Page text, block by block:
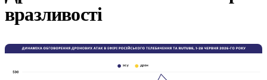
вразливості